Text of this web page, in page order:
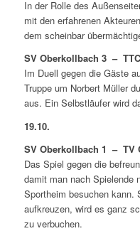
In der Rolle des
mit den erfahrenen
dem scheinbar
SV Oberkollbach 3 –
Im Duell gegen die Gäste
Truppe um Norbert Müller
aus. Ein Selbstläufer wird
19.10.
SV Oberkollbach 1 – TV
Das Spiel gegen die
damit man nach Spielende
Sportheim besuchen kann.
aufkreuzen, wird es ganz
zu verbuchen.